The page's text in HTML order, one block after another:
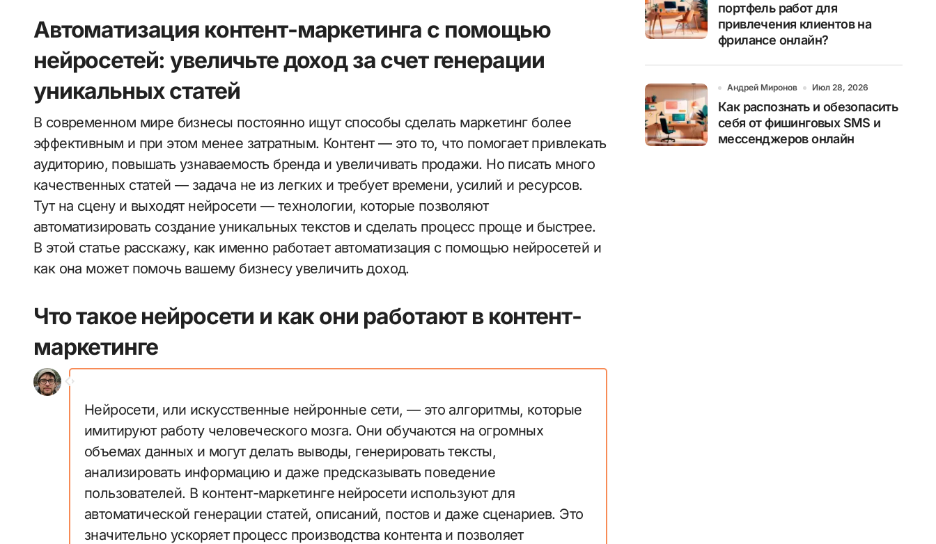
Автоматизация контент-маркетинга с помощью
нейросетей: увеличьте доход за счет генерации
уникальных статей
В современном мире бизнесы постоянно ищут способы сделать маркетинг более
эффективным и при этом менее затратным. Контент — это то, что помогает привлекать
аудиторию, повышать узнаваемость бренда и увеличивать продажи. Но писать много
качественных статей — задача не из легких и требует времени, усилий и ресурсов.
Тут на сцену и выходят нейросети — технологии, которые позволяют
автоматизировать создание уникальных текстов и сделать процесс проще и быстрее.
В этой статье расскажу, как именно работает автоматизация с помощью нейросетей и
как она может помочь вашему бизнесу увеличить доход.
Что такое нейросети и как они работают в контент-
маркетинге
Нейросети, или искусственные нейронные сети, — это алгоритмы, которые
имитируют работу человеческого мозга. Они обучаются на огромных
объемах данных и могут делать выводы, генерировать тексты,
анализировать информацию и даже предсказывать поведение
пользователей. В контент-маркетинге нейросети используют для
автоматической генерации статей, описаний, постов и даже сценариев. Это
значительно ускоряет процесс производства контента и позволяет
портфель работ для
привлечения клиентов на
фрилансе онлайн?
Андрей Миронов Июл 28, 2026
Как распознать и обезопасить
себя от фишинговых SMS и
мессенджеров онлайн